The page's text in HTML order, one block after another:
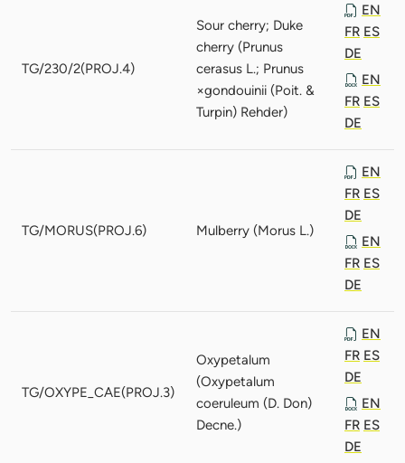
TG/230/2(PROJ.4)
Sour cherry; Duke
cherry (Prunus
cerasus L.; Prunus
×gondouinii (Poit. &
Turpin) Rehder)
EN
FR ES
DE
EN
FR ES
DE
TG/MORUS(PROJ.6) Mulberry (Morus L.)
EN
FR ES
DE
EN
FR ES
DE
TG/OXYPE_CAE(PROJ.3)
Oxypetalum
(Oxypetalum
coeruleum (D. Don)
Decne.)
EN
FR ES
DE
EN
FR ES
DE